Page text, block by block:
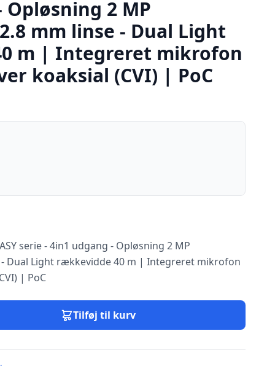
2 MP
mm linse - Dual Light
m | Integreret mikrofon
koaksial (CVI) | PoC
serie - 4in1 udgang - Opløsning 2 MP
- Dual Light rækkevidde 40 m | Integreret mikrofon
| PoC
Tilføj til kurv